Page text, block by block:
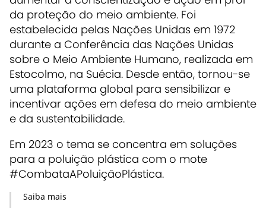
da proteção do meio ambiente. Foi
estabelecida pelas Nações Unidas em 1972
durante a Conferência das Nações Unidas
sobre o Meio Ambiente Humano, realizada em
Estocolmo, na Suécia. Desde então, tornou-se
uma plataforma global para sensibilizar e
incentivar ações em defesa do meio ambiente
e da sustentabilidade.
Em 2023 o tema se concentra em soluções
para a poluição plástica com o mote
#CombataAPoluiçãoPlástica.
Saiba mais